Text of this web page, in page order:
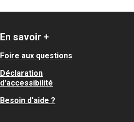
En savoir +
Foire aux questions
Déclaration
d'accessibilité
Besoin d'aide ?